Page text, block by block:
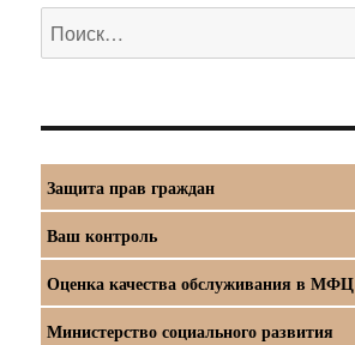
Искать:
Защита прав граждан
Ваш контроль
Оценка качества обслуживания в МФЦ
Министерство социального развития